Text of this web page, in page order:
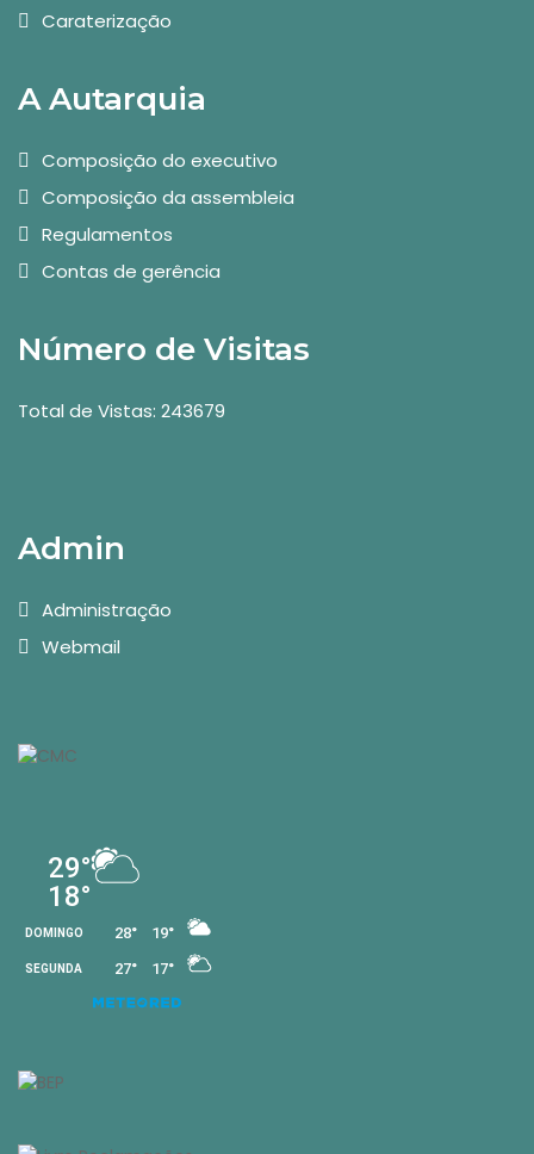
Caraterização
A Autarquia
Composição do executivo
Composição da assembleia
Regulamentos
Contas de gerência
Número de Visitas
Total de Vistas: 243679
Admin
Administração
Webmail